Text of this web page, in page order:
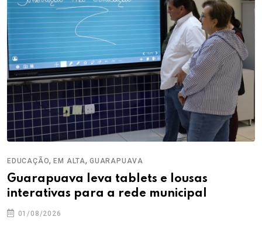
EDUCAÇÃO,EM ALTA,GUARAPUAVA
Guarapuava leva tablets e lousas
interativas para a rede municipal
01/08/2026